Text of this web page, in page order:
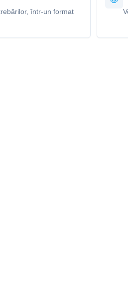
într-un format